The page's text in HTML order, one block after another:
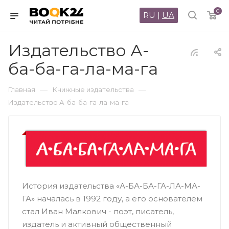
0
RU | UA
Издательство А-
ба-ба-га-ла-ма-га
Главная — Книжные издательства —
Издательство А-ба-ба-га-ла-ма-га
История издательства «А-БА-БА-ГА-ЛА-МА-
ГА» началась в 1992 году, а его основателем
стал Иван Малкович - поэт, писатель,
издатель и активный общественный